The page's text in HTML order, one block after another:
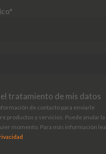
*
tratamiento de mis datos
de contacto para enviarle
productos y servicios. Puede anular la
momento. Para más información lea